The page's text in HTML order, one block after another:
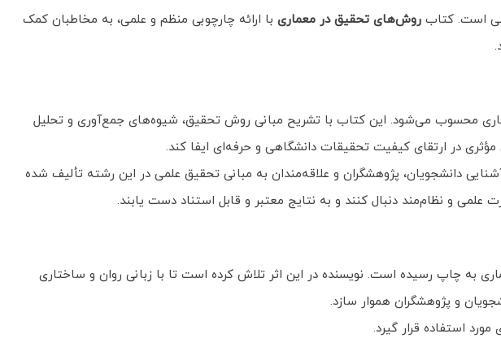
است. کتاب روش‌های تحقیق در معماری با ارائه چارچوبی منظم و علمی، به مخاطبان کمک
محسوب می‌شود. این کتاب با تشریح مبانی روش تحقیق، شیوه‌های جمع‌آوری و تحلیل
در ارتقای کیفیت تحقیقات دانشگاهی و حرفه‌ای ایفا کند.
دانشجویان، پژوهشگران و علاقه‌مندان به مبانی تحقیق علمی در این رشته تألیف شده
و نظام‌مند دنبال کنند و به نتایج معتبر و قابل استناد دست یابند.
به چاپ رسیده است. نویسنده در این اثر تلاش کرده است تا با زبانی روان و ساختاری
و پژوهشگران هموار سازد.
استفاده قرار گیرد.